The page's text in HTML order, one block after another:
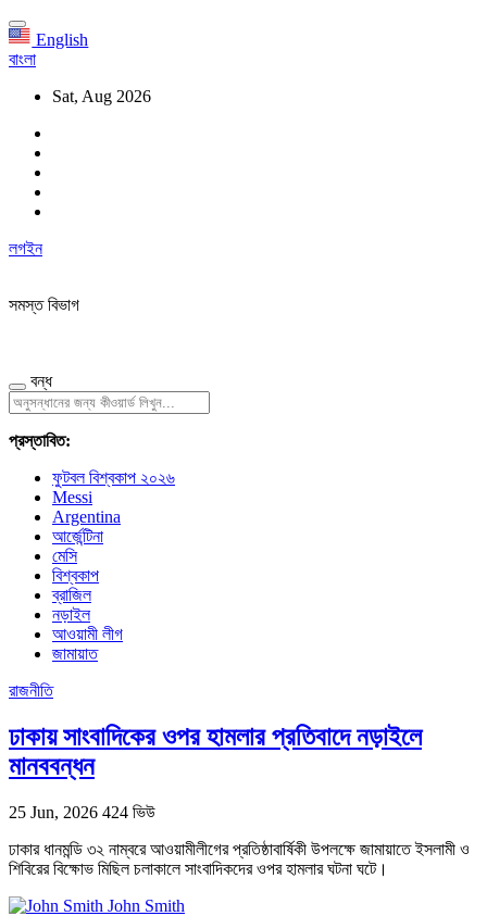
English
বাংলা
Sat, Aug 2026
লগইন
সমস্ত বিভাগ
বন্ধ
প্রস্তাবিত:
ফুটবল বিশ্বকাপ ২০২৬
Messi
Argentina
আর্জেন্টিনা
মেসি
বিশ্বকাপ
ব্রাজিল
নড়াইল
আওয়ামী লীগ
জামায়াত
রাজনীতি
ঢাকায় সাংবাদিকের ওপর হামলার প্রতিবাদে নড়াইলে
মানববন্ধন
25 Jun, 2026 424 ভিউ
ঢাকার ধানমন্ডি ৩২ নাম্বরে আওয়ামীলীগের প্রতিষ্ঠাবার্ষিকী উপলক্ষে জামায়াতে ইসলামী ও
শিবিরের বিক্ষোভ মিছিল চলাকালে সাংবাদিকদের ওপর হামলার ঘটনা ঘটে।
John Smith